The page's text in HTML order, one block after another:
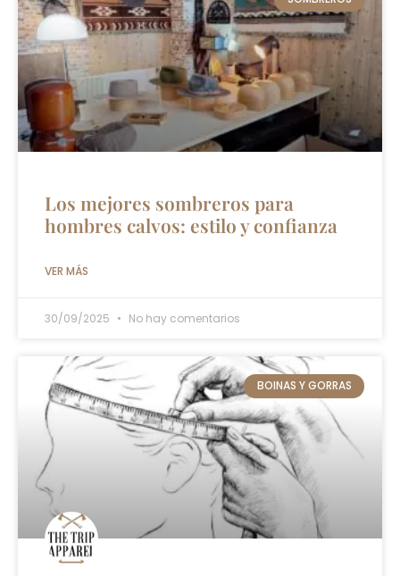
Los mejores sombreros para
hombres calvos: estilo y confianza
VER MÁS
30/09/2025 No hay comentarios
BOINAS Y GORRAS